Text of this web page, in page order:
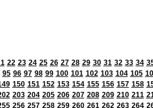
22 23 24 25 26 27 28 29 30 31 32 33 34
95 96 97 98 99 100 101 102 103 104 105
150 151 152 153 154 155 156 157 158
203 204 205 206 207 208 209 210 211
256 257 258 259 260 261 262 263 264